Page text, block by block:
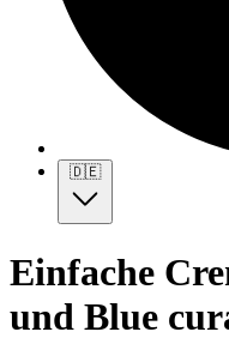
🇩🇪
Einfache
und Blue